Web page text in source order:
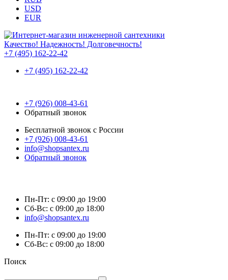
USD
EUR
Качество! Надежность! Долговечность!
+7 (495) 162-22-42
+7 (495) 162-22-42
+7 (926) 008-43-61
Обратный звонок
Бесплатной звонок с России
+7 (926) 008-43-61
info@shopsantex.ru
Обратный звонок
Пн-Пт: с 09:00 до 19:00
Сб-Вс: с 09:00 до 18:00
info@shopsantex.ru
Пн-Пт: с 09:00 до 19:00
Сб-Вс: с 09:00 до 18:00
Поиск